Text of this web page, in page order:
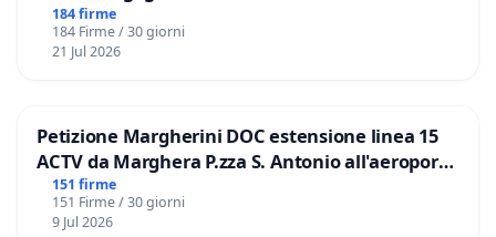
ROMA
184 firme
184 Firme / 30 giorni
21 Jul 2026
Petizione Margherini DOC estensione linea 15
ACTV da Marghera P.zza S. Antonio all'aeroporto
Marco Polo tariffa a € 1,50
151 firme
151 Firme / 30 giorni
9 Jul 2026